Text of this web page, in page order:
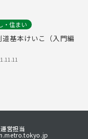
・住まい
道基本けいこ（入門編
営担当